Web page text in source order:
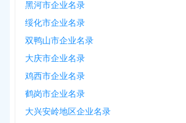
黑河市企业名录
绥化市企业名录
双鸭山市企业名录
大庆市企业名录
鸡西市企业名录
鹤岗市企业名录
大兴安岭地区企业名录